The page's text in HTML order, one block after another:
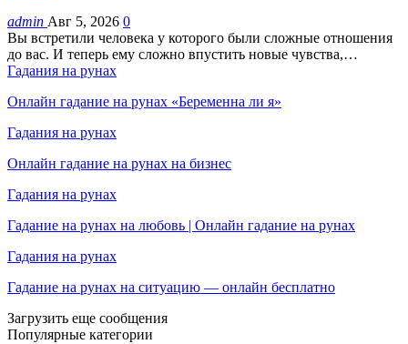
admin Авг 5, 2026 0
Вы встретили человека у которого были сложные отношения
до вас. И теперь ему сложно впустить новые чувства,…
Гадания на рунах
Онлайн гадание на рунах «Беременна ли я»
Гадания на рунах
Онлайн гадание на рунах на бизнес
Гадания на рунах
Гадание на рунах на любовь | Онлайн гадание на рунах
Гадания на рунах
Гадание на рунах на ситуацию — онлайн бесплатно
Загрузить еще сообщения
Популярные категории